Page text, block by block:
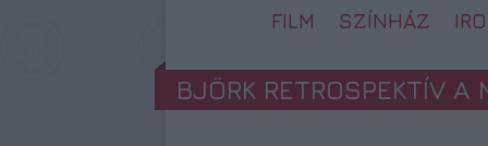
FILM SZÍNHÁZ
BJÖRK RETROSPEKTÍV A